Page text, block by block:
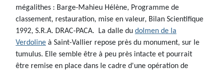
mégalithes : Barge-Mahieu Hélène, Programme de
classement, restauration, mise en valeur, Bilan Scientifique
1992, S.R.A. DRAC-PACA. La dalle du dolmen de la
Verdoline à Saint-Vallier repose près du monument, sur le
tumulus. Elle semble être à peu près intacte et pourrait
être remise en place dans le cadre d'une opération de